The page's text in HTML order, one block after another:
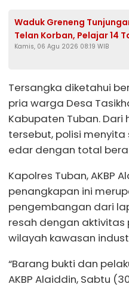
Waduk Greneng
Telan Korban, Pelajar 14
Tenggelam Saat Mencari
Kamis, 06 Agu 2026 08:19 WIB
Tersangka diketahui
pria warga Desa
Kabupaten Tuban.
tersebut, polisi
edar dengan total
Kapolres Tuban, AKBP
penangkapan ini
pengembangan dari
resah dengan
wilayah kawasan
“Barang bukti dan
AKBP Alaiddin, Sabtu